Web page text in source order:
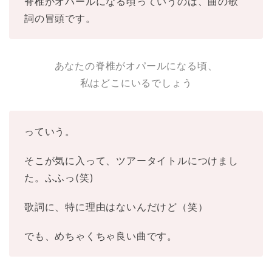
詞の冒頭です。
あなたの脊椎がオパールになる頃、
私はどこにいるでしょう
っていう。
そこが気に入って、ツアータイトルにつけまし
た。ふふっ(笑)
歌詞に、特に理由はないんだけど（笑）
でも、めちゃくちゃ良い曲です。